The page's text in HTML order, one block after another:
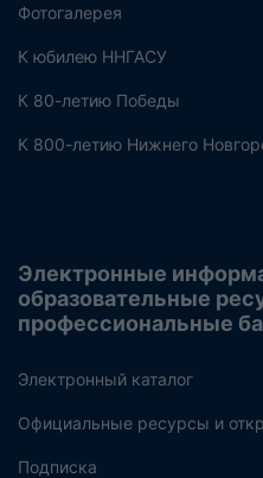
Фотогалерея
К юбилею ННГАСУ
К 80-летию Победы
К 800-летию Нижнего
Электронные
образовательные
профессиональные
Электронный каталог
Официальные ресурсы и
Подписка